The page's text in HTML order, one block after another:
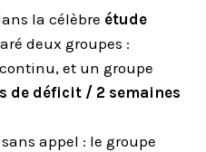
la célèbre étude
deux groupes :
et un groupe
de déficit / 2 semaines
appel : le groupe